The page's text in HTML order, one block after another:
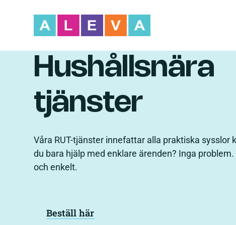
Hushållsnära
tjänster
Våra RUT-tjänster innefattar alla praktiska sysslor
du bara hjälp med enklare ärenden? Inga
och enkelt.
Beställ här